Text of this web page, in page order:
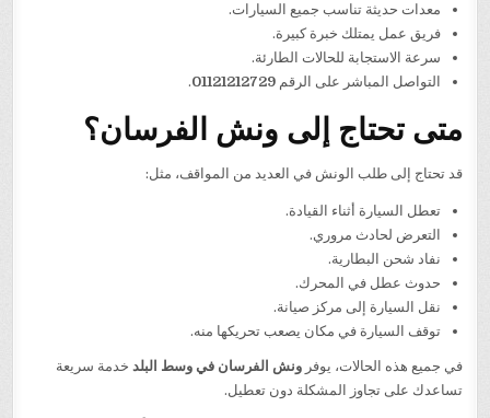
معدات حديثة تناسب جميع السيارات.
فريق عمل يمتلك خبرة كبيرة.
سرعة الاستجابة للحالات الطارئة.
التواصل المباشر على الرقم01121212729
.
متى تحتاج إلى ونش الفرسان؟
قد تحتاج إلى طلب الونش في العديد من المواقف، مثل:
تعطل السيارة أثناء القيادة.
التعرض لحادث مروري.
نفاد شحن البطارية.
حدوث عطل في المحرك.
نقل السيارة إلى مركز صيانة.
توقف السيارة في مكان يصعب تحريكها منه.
في جميع هذه الحالات، يوفرونش الفرسان في وسط البلد خدمة سريعة
تساعدك على تجاوز المشكلة دون تعطيل.